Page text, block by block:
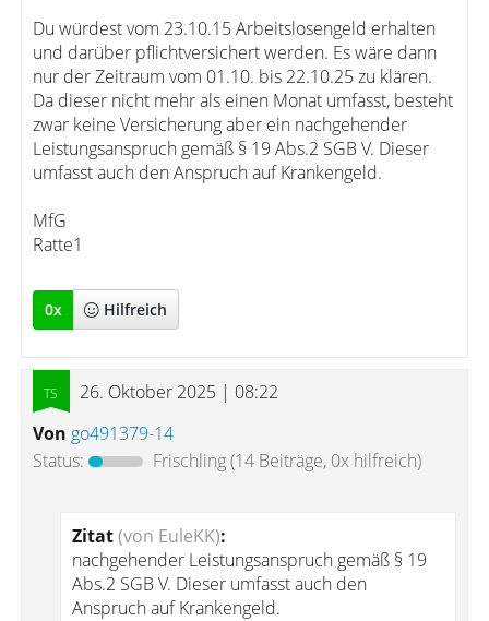
Du würdest vom 23.10.15 Arbeitslosengeld erhalten
und darüber pflichtversichert werden. Es wäre dann
nur der Zeitraum vom 01.10. bis 22.10.25 zu klären.
Da dieser nicht mehr als einen Monat umfasst, besteht
zwar keine Versicherung aber ein nachgehender
Leistungsanspruch gemäß § 19 Abs.2 SGB V. Dieser
umfasst auch den Anspruch auf Krankengeld.
MfG
Ratte1
0x Hilfreich
26. Oktober 2025 | 08:22
Von go491379-14
Status:
Frischling(14 Beiträge, 0x hilfreich)
Zitat(von EuleKK):
nachgehender Leistungsanspruch gemäß § 19
Abs.2 SGB V. Dieser umfasst auch den
Anspruch auf Krankengeld.